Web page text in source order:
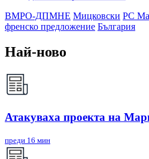
ВМРО-ДПМНЕ Мицковски РС
френско предложение България
Най-ново
Атакуваха проекта на
преди 16 мин